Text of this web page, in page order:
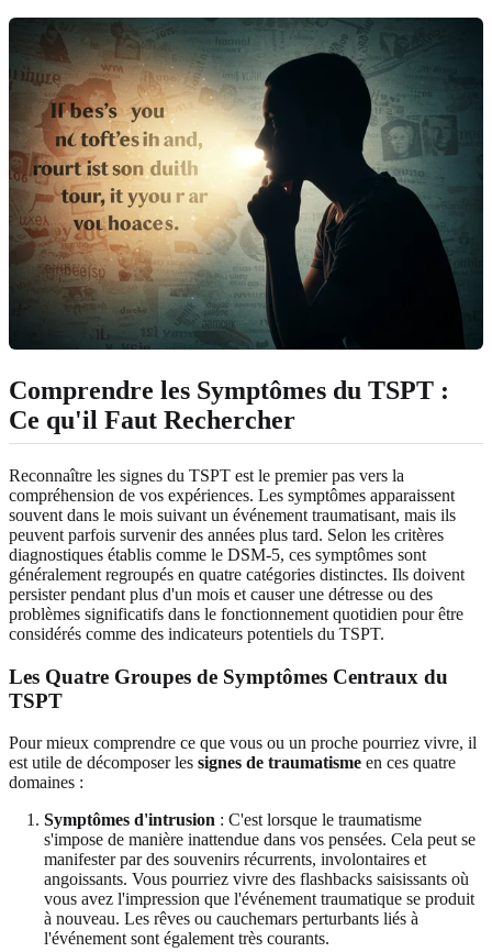
Comprendre les Symptômes du TSPT :
Ce qu'il Faut Rechercher
Reconnaître les signes du TSPT est le premier pas vers la
compréhension de vos expériences. Les symptômes apparaissent
souvent dans le mois suivant un événement traumatisant, mais ils
peuvent parfois survenir des années plus tard. Selon les critères
diagnostiques établis comme le DSM-5, ces symptômes sont
généralement regroupés en quatre catégories distinctes. Ils doivent
persister pendant plus d'un mois et causer une détresse ou des
problèmes significatifs dans le fonctionnement quotidien pour être
considérés comme des indicateurs potentiels du TSPT.
Les Quatre Groupes de Symptômes Centraux du
TSPT
Pour mieux comprendre ce que vous ou un proche pourriez vivre, il
est utile de décomposer les signes de traumatisme en ces quatre
domaines :
Symptômes d'intrusion : C'est lorsque le traumatisme
s'impose de manière inattendue dans vos pensées. Cela peut se
manifester par des souvenirs récurrents, involontaires et
angoissants. Vous pourriez vivre des flashbacks saisissants où
vous avez l'impression que l'événement traumatique se produit
à nouveau. Les rêves ou cauchemars perturbants liés à
l'événement sont également très courants.